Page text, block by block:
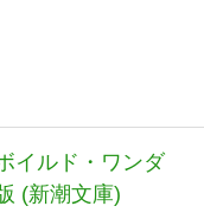
イルド・ワンダ
(新潮文庫)